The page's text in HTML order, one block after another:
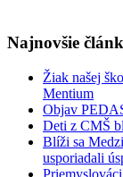
Najnovšie
Žiak našej
Mentium
Objav
Deti z CMŠ
Blíži sa
usporiadali